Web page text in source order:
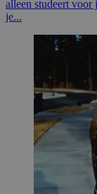
alleen studeert voor
je...